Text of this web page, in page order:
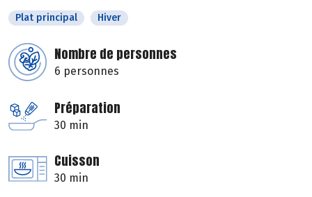
Plat principal Hiver
Nombre de personnes
6 personnes
Préparation
30 min
Cuisson
30 min